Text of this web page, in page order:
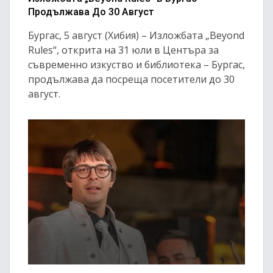
Продължава До 30 Август
Бургас, 5 август (Хибия) – Изложбата „Beyond
Rules“, открита на 31 юли в Центъра за
съвременно изкуство и библиотека – Бургас,
продължава да посреща посетители до 30
август.